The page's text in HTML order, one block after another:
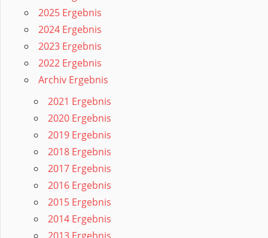
2025 Ergebnis
2024 Ergebnis
2023 Ergebnis
2022 Ergebnis
Archiv Ergebnis
2021 Ergebnis
2020 Ergebnis
2019 Ergebnis
2018 Ergebnis
2017 Ergebnis
2016 Ergebnis
2015 Ergebnis
2014 Ergebnis